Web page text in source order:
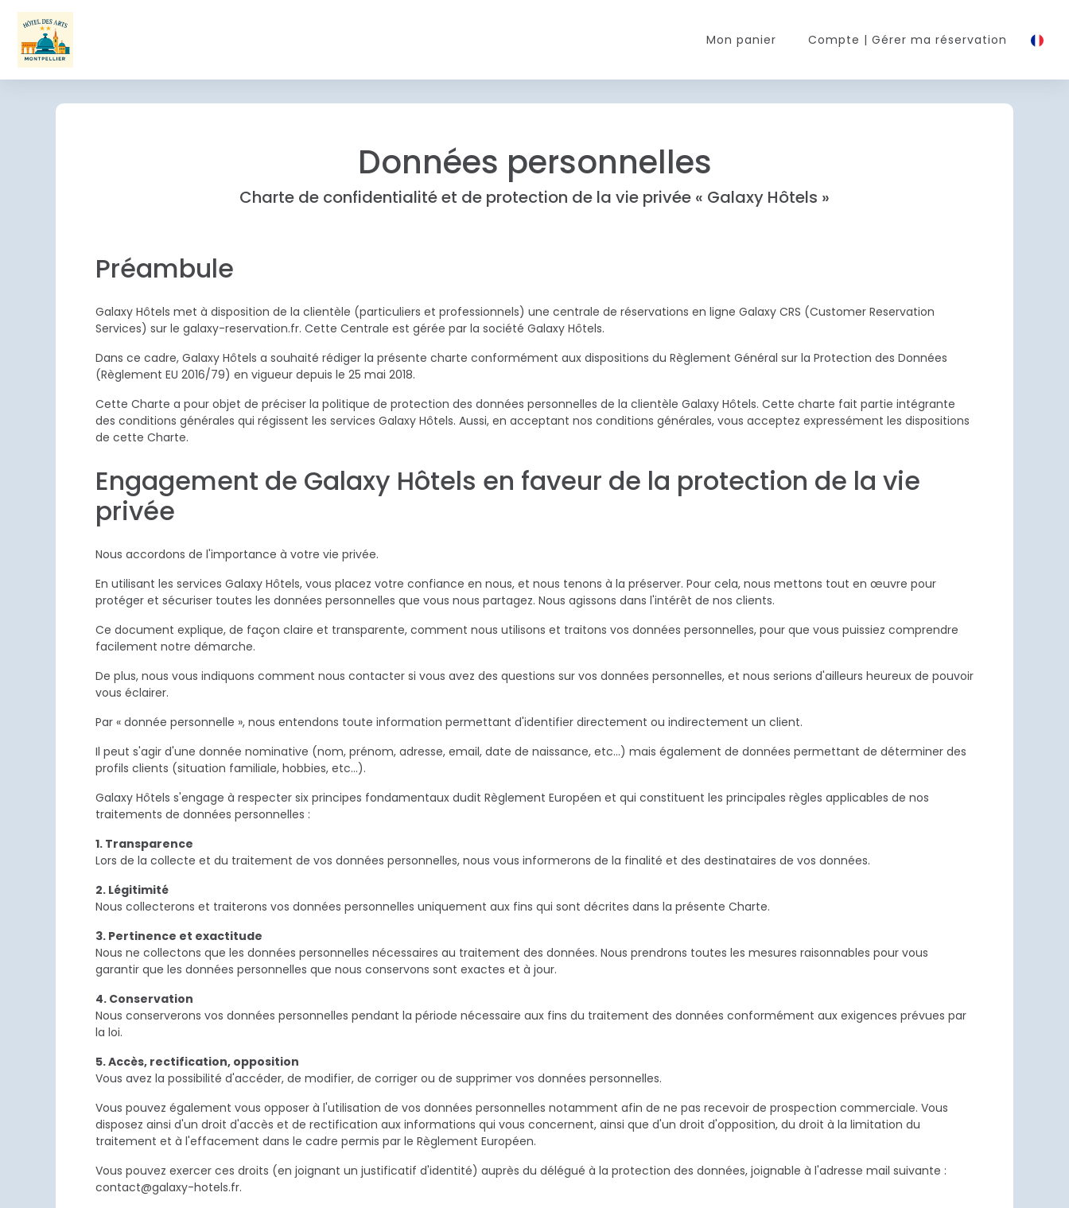
Mon panier Compte | Gérer ma réservation
Données personnelles
Charte de confidentialité et de protection de la vie privée « Galaxy Hôtels »
Préambule
Galaxy Hôtels met à disposition de la clientèle (particuliers et professionnels) une centrale de réservations en ligne Galaxy CRS (Customer Reservation
Services) sur le galaxy-reservation.fr. Cette Centrale est gérée par la société Galaxy Hôtels.
Dans ce cadre, Galaxy Hôtels a souhaité rédiger la présente charte conformément aux dispositions du Règlement Général sur la Protection des Données
(Règlement EU 2016/79) en vigueur depuis le 25 mai 2018.
Cette Charte a pour objet de préciser la politique de protection des données personnelles de la clientèle Galaxy Hôtels. Cette charte fait partie intégrante
des conditions générales qui régissent les services Galaxy Hôtels. Aussi, en acceptant nos conditions générales, vous acceptez expressément les dispositions
de cette Charte.
Engagement de Galaxy Hôtels en faveur de la protection de la vie
privée
Nous accordons de l'importance à votre vie privée.
En utilisant les services Galaxy Hôtels, vous placez votre confiance en nous, et nous tenons à la préserver. Pour cela, nous mettons tout en œuvre pour
protéger et sécuriser toutes les données personnelles que vous nous partagez. Nous agissons dans l'intérêt de nos clients.
Ce document explique, de façon claire et transparente, comment nous utilisons et traitons vos données personnelles, pour que vous puissiez comprendre
facilement notre démarche.
De plus, nous vous indiquons comment nous contacter si vous avez des questions sur vos données personnelles, et nous serions d'ailleurs heureux de pouvoir
vous éclairer.
Par « donnée personnelle », nous entendons toute information permettant d'identifier directement ou indirectement un client.
Il peut s'agir d'une donnée nominative (nom, prénom, adresse, email, date de naissance, etc…) mais également de données permettant de déterminer des
profils clients (situation familiale, hobbies, etc…).
Galaxy Hôtels s'engage à respecter six principes fondamentaux dudit Règlement Européen et qui constituent les principales règles applicables de nos
traitements de données personnelles :
1. Transparence
Lors de la collecte et du traitement de vos données personnelles, nous vous informerons de la finalité et des destinataires de vos données.
2. Légitimité
Nous collecterons et traiterons vos données personnelles uniquement aux fins qui sont décrites dans la présente Charte.
3. Pertinence et exactitude
Nous ne collectons que les données personnelles nécessaires au traitement des données. Nous prendrons toutes les mesures raisonnables pour vous
garantir que les données personnelles que nous conservons sont exactes et à jour.
4. Conservation
Nous conserverons vos données personnelles pendant la période nécessaire aux fins du traitement des données conformément aux exigences prévues par
la loi.
5. Accès, rectification, opposition
Vous avez la possibilité d'accéder, de modifier, de corriger ou de supprimer vos données personnelles.
Vous pouvez également vous opposer à l'utilisation de vos données personnelles notamment afin de ne pas recevoir de prospection commerciale. Vous
disposez ainsi d'un droit d'accès et de rectification aux informations qui vous concernent, ainsi que d'un droit d'opposition, du droit à la limitation du
traitement et à l'effacement dans le cadre permis par le Règlement Européen.
Vous pouvez exercer ces droits (en joignant un justificatif d'identité) auprès du délégué à la protection des données, joignable à l'adresse mail suivante :
contact@galaxy-hotels.fr.